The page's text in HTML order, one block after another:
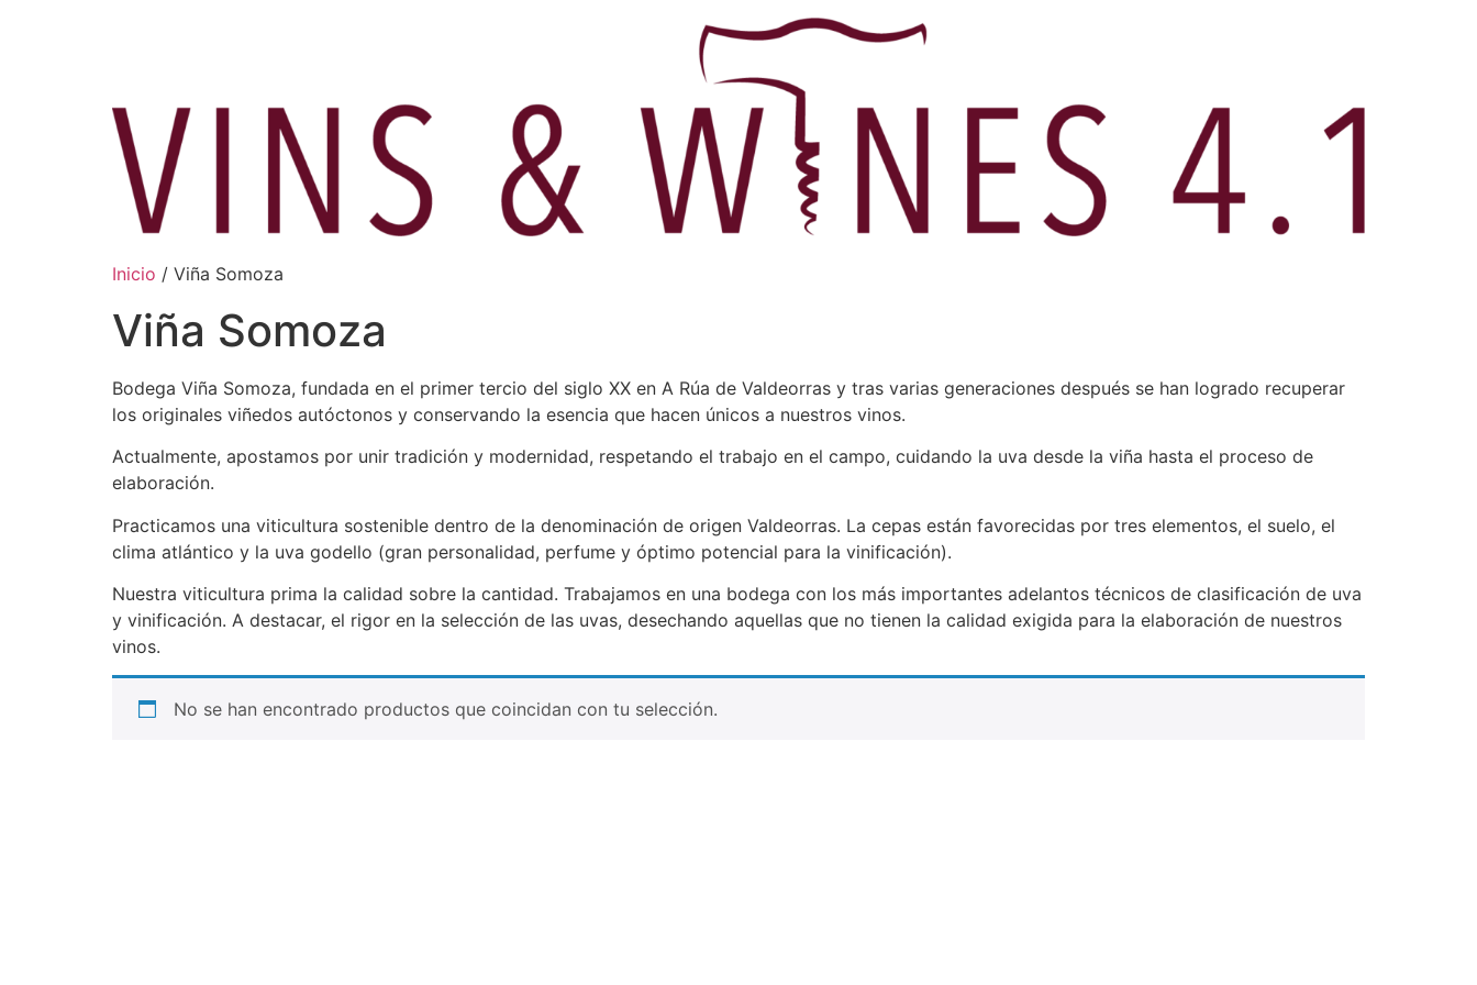
Inicio / Viña Somoza
Viña Somoza
Bodega Viña Somoza, fundada en el primer tercio del siglo XX en A Rúa de Valdeorras y tras varias generaciones después se han logrado recuperar
los originales viñedos autóctonos y conservando la esencia que hacen únicos a nuestros vinos.
Actualmente, apostamos por unir tradición y modernidad, respetando el trabajo en el campo, cuidando la uva desde la viña hasta el proceso de
elaboración.
Practicamos una viticultura sostenible dentro de la denominación de origen Valdeorras. La cepas están favorecidas por tres elementos, el suelo, el
clima atlántico y la uva godello (gran personalidad, perfume y óptimo potencial para la vinificación).
Nuestra viticultura prima la calidad sobre la cantidad. Trabajamos en una bodega con los más importantes adelantos técnicos de clasificación de uva
y vinificación. A destacar, el rigor en la selección de las uvas, desechando aquellas que no tienen la calidad exigida para la elaboración de nuestros
vinos.
No se han encontrado productos que coincidan con tu selección.